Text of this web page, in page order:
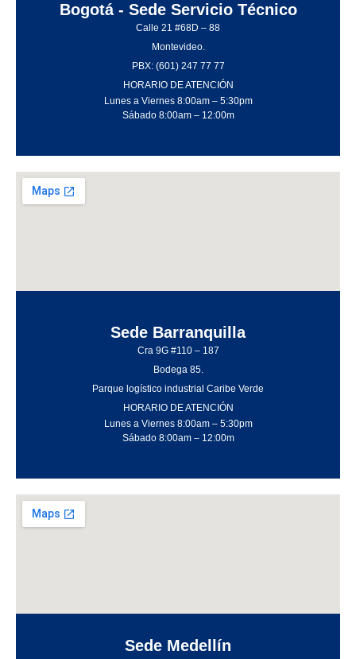
Bogotá - Sede Servicio Técnico
Calle 21 #68D – 88
Montevideo.
PBX: (601) 247 77 77
HORARIO DE ATENCIÓN
Lunes a Viernes 8:00am – 5:30pm
Sábado 8:00am – 12:00m
Sede Barranquilla
Cra 9G #110 – 187
Bodega 85.
Parque logístico industrial Caribe Verde
HORARIO DE ATENCIÓN
Lunes a Viernes 8:00am – 5:30pm
Sábado 8:00am – 12:00m
Sede Medellín